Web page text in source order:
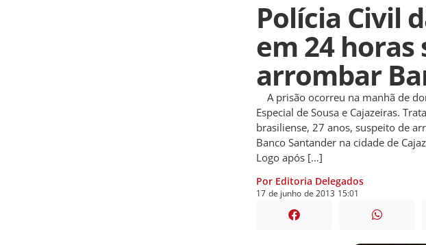
Polícia Civil
em 24 horas
arrombar
A prisão ocorreu na manhã de
Especial de Sousa e Cajazeiras.
brasiliense, 27 anos, suspeito de
Banco Santander na cidade de
Logo após […]
Por Editoria Delegados
17 de junho de2013 15:01